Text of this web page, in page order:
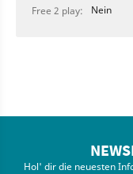
Free 2 play:
Nein
Hol' dir die neuesten